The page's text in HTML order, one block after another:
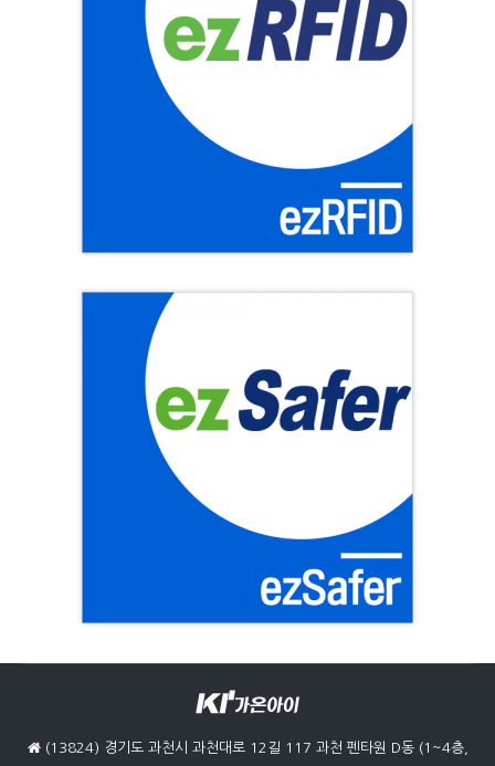
(13824) 경기도 과천시 과천대로 12길 117 과천 펜타원 D동 (1~4층,